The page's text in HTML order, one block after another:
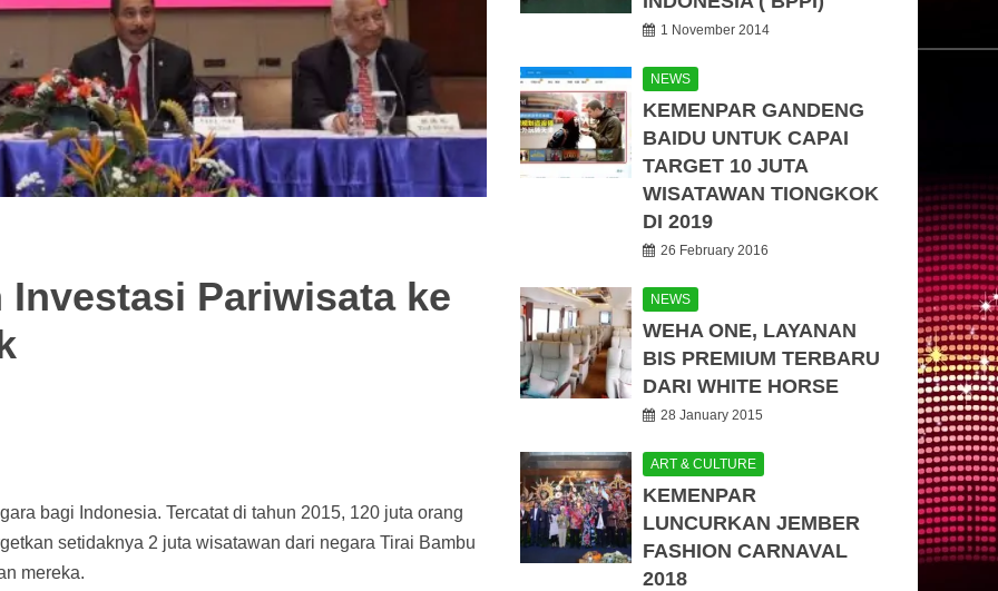
Investasi Pariwisata ke
bagi Indonesia. Tercatat di tahun 2015, 120 juta orang
setidaknya 2 juta wisatawan dari negara Tirai Bambu
mereka.
1 November 2014
NEWS
KEMENPAR GANDENG
BAIDU UNTUK CAPAI
TARGET 10 JUTA
WISATAWAN TIONGKOK
DI 2019
26 February 2016
NEWS
WEHA ONE, LAYANAN
BIS PREMIUM TERBARU
DARI WHITE HORSE
28 January 2015
ART & CULTURE
KEMENPAR
LUNCURKAN JEMBER
FASHION CARNAVAL
2018